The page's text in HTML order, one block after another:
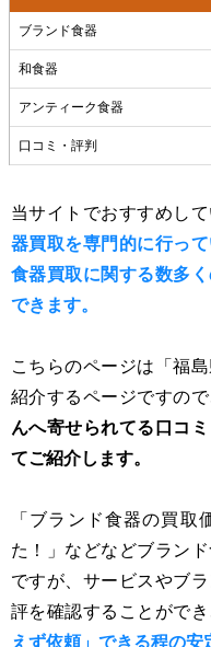
ブランド食器
和食器
アンティーク食器
口コミ・評判
当サイトでおすすめし
器買取を専門的に行っ
食器買取に関する数多
できます。
こちらのページは「福
紹介するページですの
んへ寄せられてる口コ
てご紹介します。
「ブランド食器の買取
た！」などなどブラン
ですが、サービスやブ
評を確認することができ
えず依頼」できる程の安